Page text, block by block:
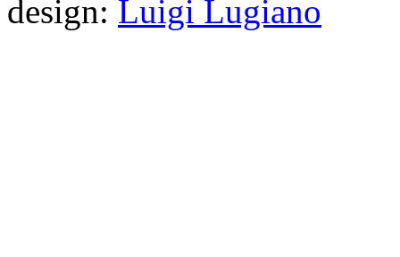
design: Luigi Lugiano